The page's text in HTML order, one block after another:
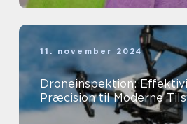
11. november 2024
Droneinspektion:
Præcision til Moderne